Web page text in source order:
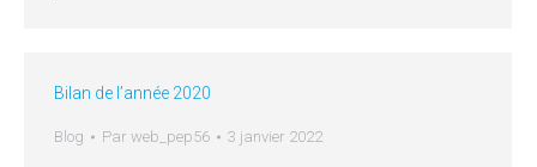
Bilan de l’année 2020
Blog Par web_pep56 3 janvier 2022